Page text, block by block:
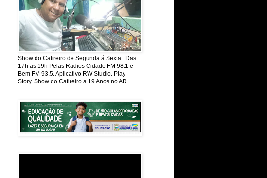
Show do Catireiro de Segunda á Sexta . Das
17h as 19h Pelas Radios Cidade FM 98.1 e
Bem FM 93.5. Aplicativo RW Studio. Play
Story. Show do Catireiro a 19 Anos no AR.